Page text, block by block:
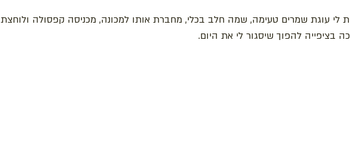
עוגת שמרים טעימה, שמה חלב בכלי, מחברת אותו למכונה, מכניסה קפסולה ולוחצת
בציפייה להפוך שיסגור לי את היום.